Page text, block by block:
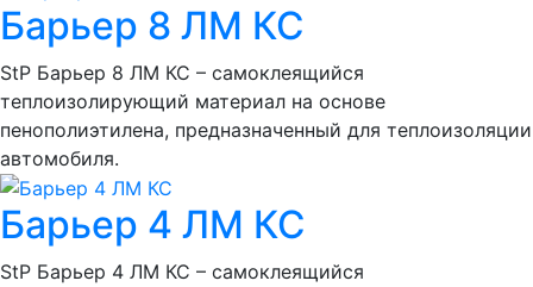
Барьер 8 ЛМ КС
StP Барьер 8 ЛМ КС – самоклеящийся
теплоизолирующий материал на основе
пенополиэтилена, предназначенный для теплоизоляции
автомобиля.
Барьер 4 ЛМ КС
StP Барьер 4 ЛМ КС – самоклеящийся